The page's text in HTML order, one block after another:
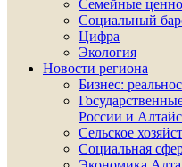
Семейные
Социальный
Цифра
Экология
Новости региона
Бизнес:
России и
Сельское
Социальная